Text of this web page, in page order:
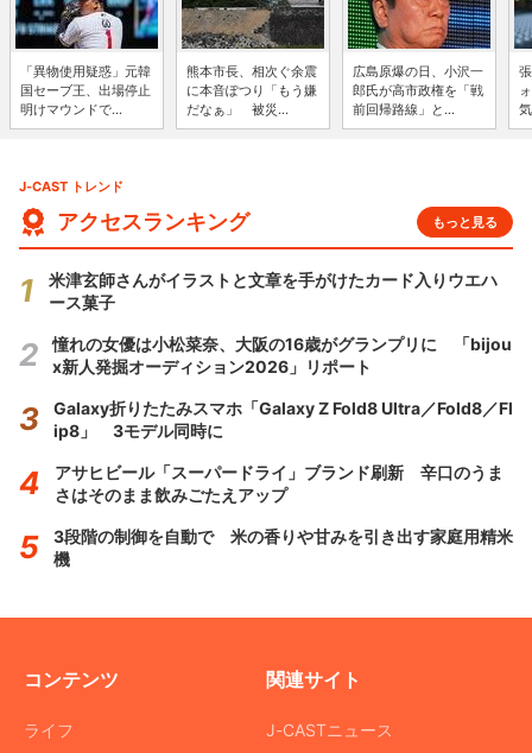
「異物使用疑惑」元韓
国セーブ王、出場停止
明けマウンドで...
熊本市長、相次ぐ余震
に本音ぽつり「もう嫌
だなぁ」 被災...
広島原爆の日、小沢一
郎氏が高市政権を「戦
前回帰路線」と...
J-CAST トレンド
アクセスランキング もっと見る
米津玄師さんがイラストと文章を手がけたカード入りウエハ
ース菓子
憧れの女優は小松菜奈、大阪の16歳がグランプリに 「bijou
x新人発掘オーディション2026」リポート
Galaxy折りたたみスマホ「Galaxy Z Fold8 Ultra／Fold8／Fl
ip8」 3モデル同時に
アサヒビール「スーパードライ」ブランド刷新 辛口のうま
さはそのまま飲みごたえアップ
3段階の制御を自動で 米の香りや甘みを引き出す家庭用精米
機
コンテンツ
ライフ
関連サイト
J-CASTニュース